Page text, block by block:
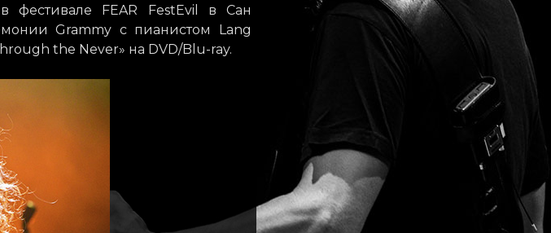
фестивале FEAR FestEvil в Сан
Grammy с пианистом Lang
the Never» на DVD/Blu-ray.